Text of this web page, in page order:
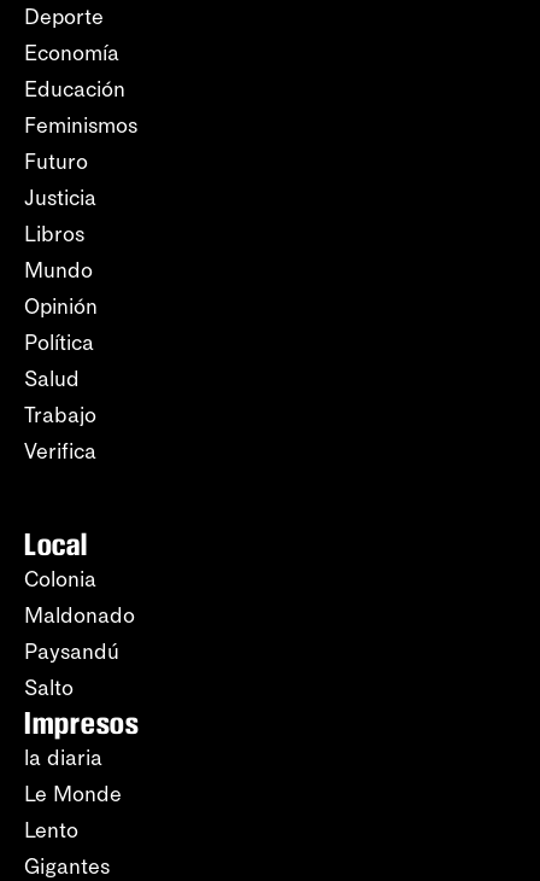
Deporte
Economía
Educación
Feminismos
Futuro
Justicia
Libros
Mundo
Opinión
Política
Salud
Trabajo
Verifica
Local
Colonia
Maldonado
Paysandú
Salto
Impresos
la diaria
Le Monde
Lento
Gigantes